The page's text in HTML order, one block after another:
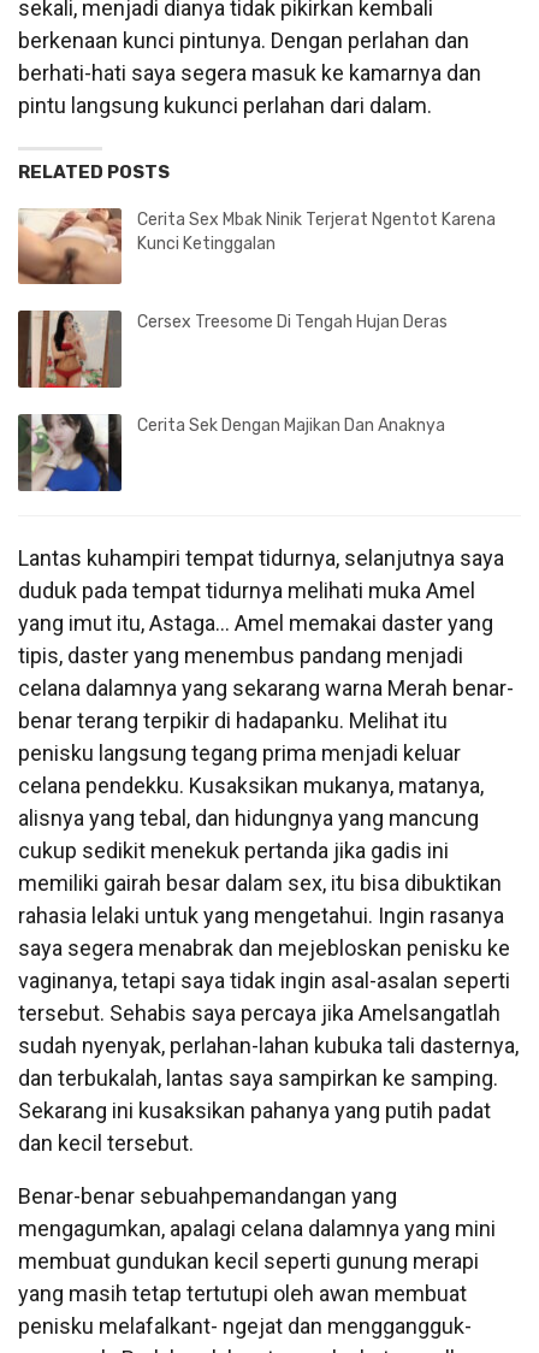
sekali, menjadi dianya tidak pikirkan kembali
berkenaan kunci pintunya. Dengan perlahan dan
berhati-hati saya segera masuk ke kamarnya dan
pintu langsung kukunci perlahan dari dalam.
RELATED POSTS
Cerita Sex Mbak Ninik Terjerat Ngentot Karena
Kunci Ketinggalan
Cersex Treesome Di Tengah Hujan Deras
Cerita Sek Dengan Majikan Dan Anaknya
Lantas kuhampiri tempat tidurnya, selanjutnya saya
duduk pada tempat tidurnya melihati muka Amel
yang imut itu, Astaga… Amel memakai daster yang
tipis, daster yang menembus pandang menjadi
celana dalamnya yang sekarang warna Merah benar-
benar terang terpikir di hadapanku. Melihat itu
penisku langsung tegang prima menjadi keluar
celana pendekku. Kusaksikan mukanya, matanya,
alisnya yang tebal, dan hidungnya yang mancung
cukup sedikit menekuk pertanda jika gadis ini
memiliki gairah besar dalam sex, itu bisa dibuktikan
rahasia lelaki untuk yang mengetahui. Ingin rasanya
saya segera menabrak dan mejebloskan penisku ke
vaginanya, tetapi saya tidak ingin asal-asalan seperti
tersebut. Sehabis saya percaya jika Amelsangatlah
sudah nyenyak, perlahan-lahan kubuka tali dasternya,
dan terbukalah, lantas saya sampirkan ke samping.
Sekarang ini kusaksikan pahanya yang putih padat
dan kecil tersebut.
Benar-benar sebuahpemandangan yang
mengagumkan, apalagi celana dalamnya yang mini
membuat gundukan kecil seperti gunung merapi
yang masih tetap tertutupi oleh awan membuat
penisku melafalkant- ngejat dan menggangguk-